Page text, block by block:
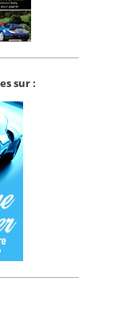
sur :